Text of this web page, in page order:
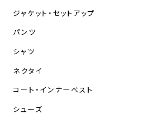
ジャケット・セットアップ
パンツ
シャツ
ネクタイ
コート・インナーベスト
シューズ